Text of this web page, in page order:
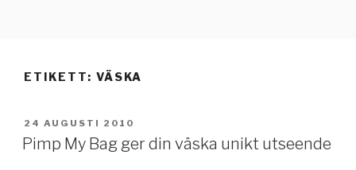
ETIKETT: VÄSKA
PUBLICERAT
24 AUGUSTI 2010
Pimp My Bag ger din väska unikt utseende